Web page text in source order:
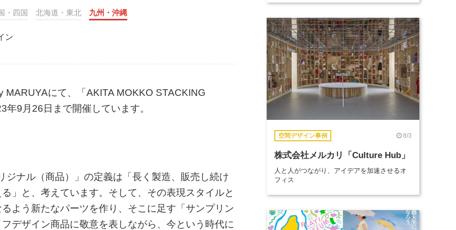
・四国 北海道・東北 九州・沖縄
ン
にて、「AKITA MOKKO STACKING
9月26日まで開催しています。
ナル（商品）」の定義は「長く製造、販売し続け
」と、考えています。そして、その表現スタイルと
よう新たなパーツを作り、そこに足す「サンプリン
デザイン商品に敬意を表しながら、今という時代に
空間デザイン事例 8/3
株式会社メルカリ「Culture Hub」
人と人がつながり、アイデアを加速させるオ
フィス